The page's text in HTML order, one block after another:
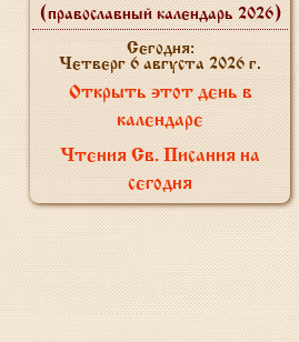
(православный календарь 2026)
Сегодня:
Четверг 6 августа 2026 г.
Открыть этот день в
календаре
Чтения Св. Писания на
сегодня